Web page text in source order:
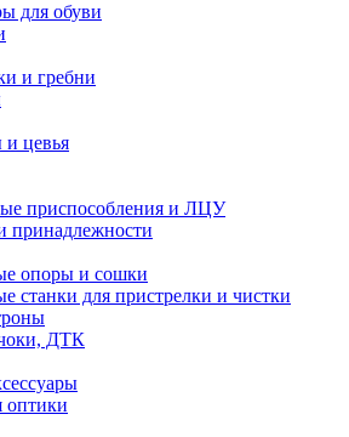
для обуви
и гребни
цевья
приспособления и ЛЦУ
принадлежности
опоры и сошки
станки для пристрелки и чистки
ДТК
оптики